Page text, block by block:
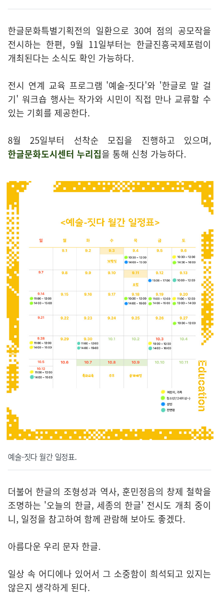
한글문화특별기획전의 일환으로 30여 점의 공모작을
전시하는 한편, 9월 11일부터는 한글진흥국제포럼이
개최된다는 소식도 확인 가능하다.
전시 연계 교육 프로그램 '예술-짓다'와 '한글로 말 걸
기' 워크숍 행사는 작가와 시민이 직접 만나 교류할 수
있는 기회를 제공한다.
8월 25일부터 선착순 모집을 진행하고 있으며,
한글문화도시센터 누리집을 통해 신청 가능하다.
예술-짓다 월간 일정표.
더불어 한글의 조형성과 역사, 훈민정음의 창제 철학을
조명하는 '오늘의 한글, 세종의 한글' 전시도 개최 중이
니, 일정을 참고하여 함께 관람해 보아도 좋겠다.
아름다운 우리 문자 한글.
일상 속 어디에나 있어서 그 소중함이 희석되고 있지는
않은지 생각하게 된다.